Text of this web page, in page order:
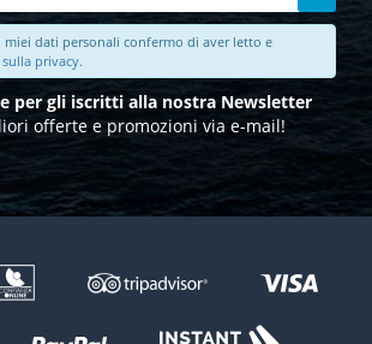
miei dati personali confermo di aver letto e
privacy.
per gli iscritti alla nostra Newsletter
offerte e promozioni via e-mail!